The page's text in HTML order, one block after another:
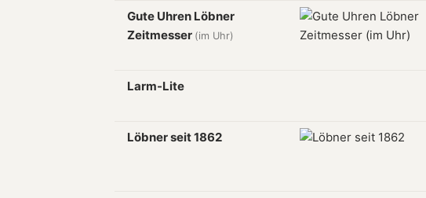
Gute Uhren Löbner
Zeitmesser (im Uhr)
Larm-Lite
Löbner seit 1862